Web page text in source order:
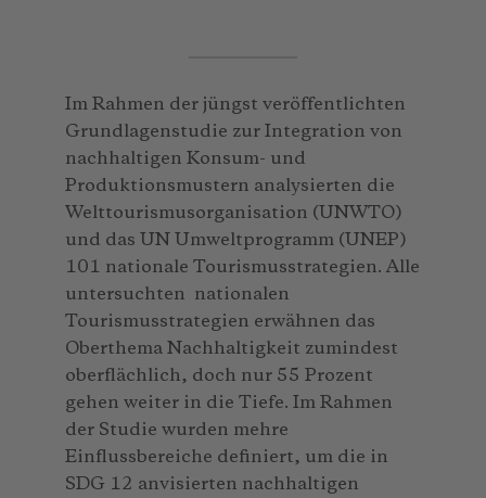
Im Rahmen der jüngst veröffentlichten
Grundlagenstudie zur Integration von
nachhaltigen Konsum- und
Produktionsmustern analysierten die
Welttourismusorganisation (UNWTO)
und das UN Umweltprogramm (UNEP)
101 nationale Tourismusstrategien. Alle
untersuchten nationalen
Tourismusstrategien erwähnen das
Oberthema Nachhaltigkeit zumindest
oberflächlich, doch nur 55 Prozent
gehen weiter in die Tiefe. Im Rahmen
der Studie wurden mehre
Einflussbereiche definiert, um die in
SDG 12 anvisierten nachhaltigen